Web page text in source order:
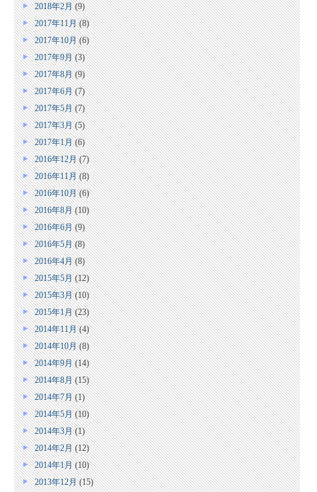
2018年2月(9)
2017年11月(8)
2017年10月(6)
2017年9月(3)
2017年8月(9)
2017年6月(7)
2017年5月(7)
2017年3月(5)
2017年1月(6)
2016年12月(7)
2016年11月(8)
2016年10月(6)
2016年8月(10)
2016年6月(9)
2016年5月(8)
2016年4月(8)
2015年5月(12)
2015年3月(10)
2015年1月(23)
2014年11月(4)
2014年10月(8)
2014年9月(14)
2014年8月(15)
2014年7月(1)
2014年5月(10)
2014年3月(1)
2014年2月(12)
2014年1月(10)
2013年12月(15)